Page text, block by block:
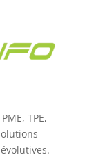
TPE,